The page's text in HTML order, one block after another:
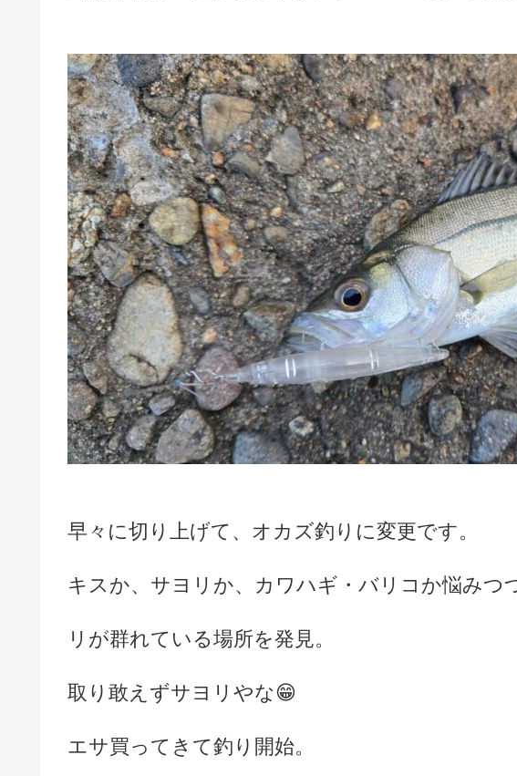
早々に切り上げて、オカズ釣りに変更です。
キスか、サヨリか、カワハギ・バリコか悩みつ
リが群れている場所を発見。
取り敢えずサヨリやな😁
エサ買ってきて釣り開始。